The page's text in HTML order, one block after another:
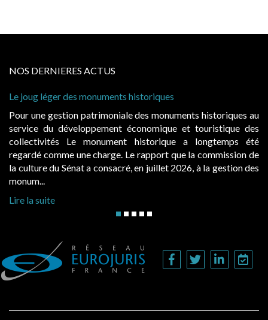
NOS DERNIERES ACTUS
Le joug léger des monuments historiques
Pour une gestion patrimoniale des monuments historiques au
service du développement économique et touristique des
collectivités Le monument historique a longtemps été
regardé comme une charge. Le rapport que la commission de
la culture du Sénat a consacré, en juillet 2026, à la gestion des
monum...
Lire la suite